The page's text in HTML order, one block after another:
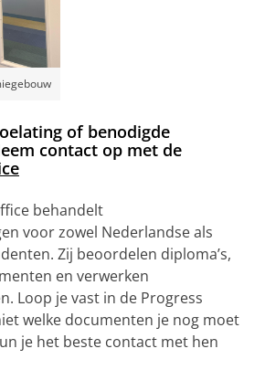
of benodigde
contact op met de
behandelt
voor zowel Nederlandse als
Zij beoordelen diploma’s,
en verwerken
Loop je vast in de Progress
welke documenten je nog moet
je het beste contact met hen